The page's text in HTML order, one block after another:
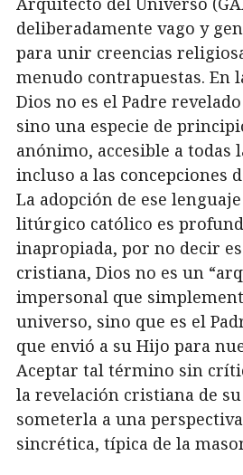
deliberadamente vago y
para unir creencias
menudo contrapuestas. En
Dios no es el Padre
sino una especie de
anónimo, accesible a todas
incluso a las concepciones
La adopción de ese
litúrgico católico es
inapropiada, por no decir
cristiana, Dios no es un
impersonal que
universo, sino que es el
que envió a su Hijo para
Aceptar tal término sin
la revelación cristiana de
someterla a una
sincrética, típica de la